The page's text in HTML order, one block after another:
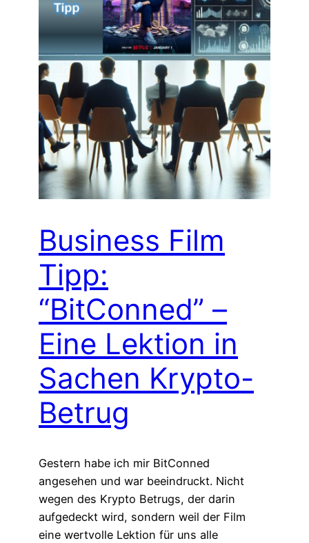
Business Film
Tipp:
“BitConned” –
Eine Lektion in
Sachen Krypto-
Betrug
Gestern habe ich mir BitConned
angesehen und war beeindruckt. Nicht
wegen des Krypto Betrugs, der darin
aufgedeckt wird, sondern weil der Film
eine wertvolle Lektion für uns alle